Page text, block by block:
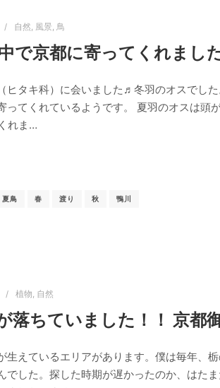
自然, 風景, 鳥
で京都に寄ってくれまし
ヒタキ科）に会いました♬冬羽のオスでし
ってくれているようです。 夏羽のオスは頭
れま…
夏鳥 春 渡り 秋 鴨川
植物, 自然
落ちていました！！ 京都
生えているエリアがあります。僕は毎年、
でした。探した時期が遅かったのか、はた